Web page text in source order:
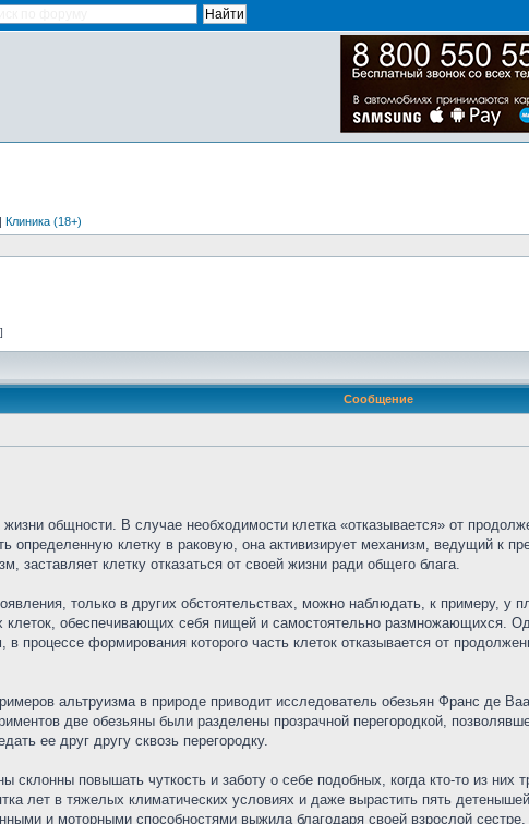
| Клиника (18+)
Сообщение
общности. В случае необходимости клетка «отказывается» от
определенную клетку в раковую, она активизирует механизм, ведущий к
заставляет клетку отказаться от своей жизни ради общего блага.
только в других обстоятельствах, можно наблюдать, к примеру,
обеспечивающих себя пищей и самостоятельно размножающихся.
в процессе формирования которого часть клеток отказывается от
альтруизма в природе приводит исследователь обезьян Франс де
две обезьяны были разделены прозрачной перегородкой,
ее друг другу сквозь перегородку.
склонны повышать чуткость и заботу о себе подобных, когда кто-то из
лет в тяжелых климатических условиях и даже вырастить пять
и моторными способностями выжила благодаря своей взрослой